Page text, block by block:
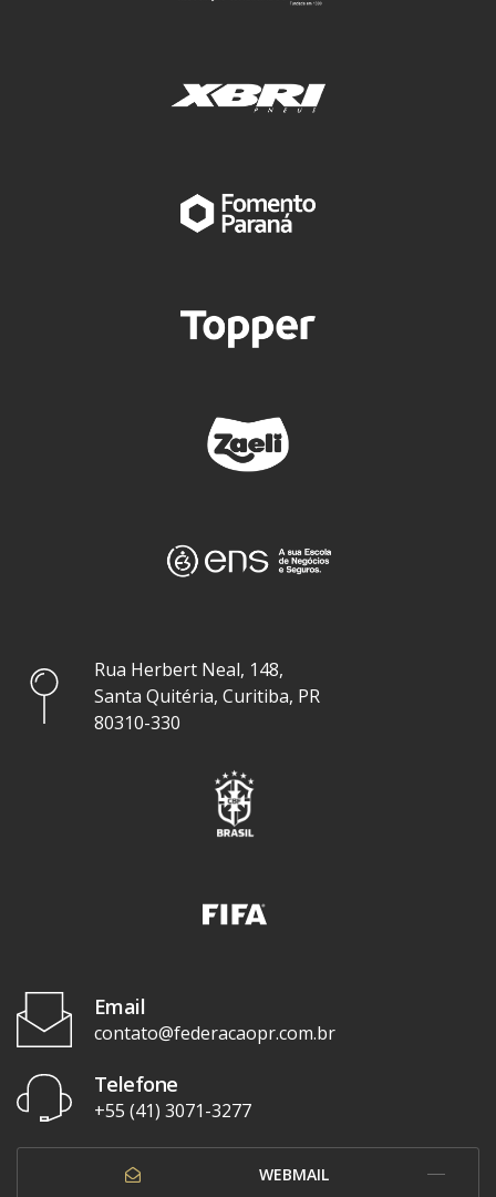
Rua Herbert Neal, 148,
Santa Quitéria, Curitiba, PR
80310-330
Email
contato@federacaopr.com.br
Telefone
+55 (41) 3071-3277
WEBMAIL